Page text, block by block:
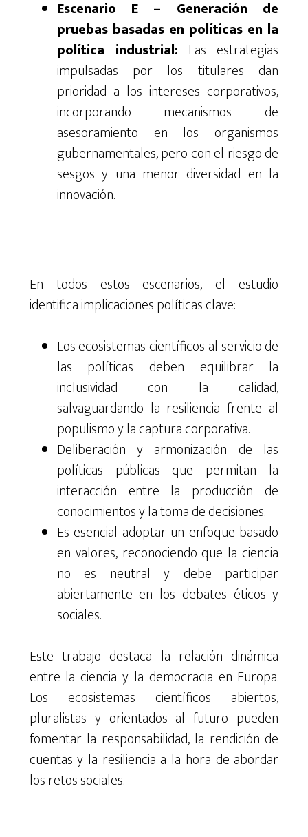
Escenario E – Generación de
pruebas basadas en políticas en la
política industrial: Las estrategias
impulsadas por los titulares dan
prioridad a los intereses corporativos,
incorporando mecanismos de
asesoramiento en los organismos
gubernamentales, pero con el riesgo de
sesgos y una menor diversidad en la
innovación.
En todos estos escenarios, el estudio
identifica implicaciones políticas clave:
Los ecosistemas científicos al servicio de
las políticas deben equilibrar la
inclusividad con la calidad,
salvaguardando la resiliencia frente al
populismo y la captura corporativa.
Deliberación y armonización de las
políticas públicas que permitan la
interacción entre la producción de
conocimientos y la toma de decisiones.
Es esencial adoptar un enfoque basado
en valores, reconociendo que la ciencia
no es neutral y debe participar
abiertamente en los debates éticos y
sociales.
Este trabajo destaca la relación dinámica
entre la ciencia y la democracia en Europa.
Los ecosistemas científicos abiertos,
pluralistas y orientados al futuro pueden
fomentar la responsabilidad, la rendición de
cuentas y la resiliencia a la hora de abordar
los retos sociales.